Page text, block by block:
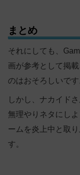
まとめ
それにしても、
画が参考として掲
のはおそろしいです
しかし、ナカイド
無理やりネタにし
ームを炎上中と取
す。